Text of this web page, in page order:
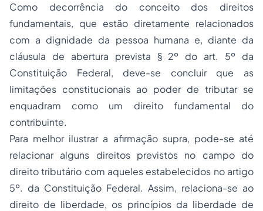
Como decorrência do conceito dos direitos
fundamentais, que estão diretamente relacionados
com a dignidade da pessoa humana e, diante da
cláusula de abertura prevista § 2º do art. 5º da
Constituição Federal, deve-se concluir que as
limitações constitucionais ao poder de tributar se
enquadram como um direito fundamental do
contribuinte.
Para melhor ilustrar a afirmação supra, pode-se até
relacionar alguns direitos previstos no campo do
direito tributário com aqueles estabelecidos no artigo
5º. da Constituição Federal. Assim, relaciona-se ao
direito de liberdade, os princípios da liberdade de